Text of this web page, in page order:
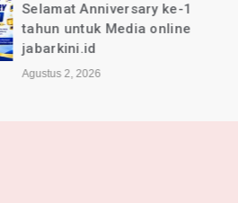
Selamat Anniversary ke-1
tahun untuk Media online
jabarkini.id
Agustus 2, 2026